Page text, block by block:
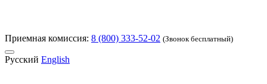
Приемная комиссия: 8 (800) 333-52-02 (Звонок бесплатный)
Русский English